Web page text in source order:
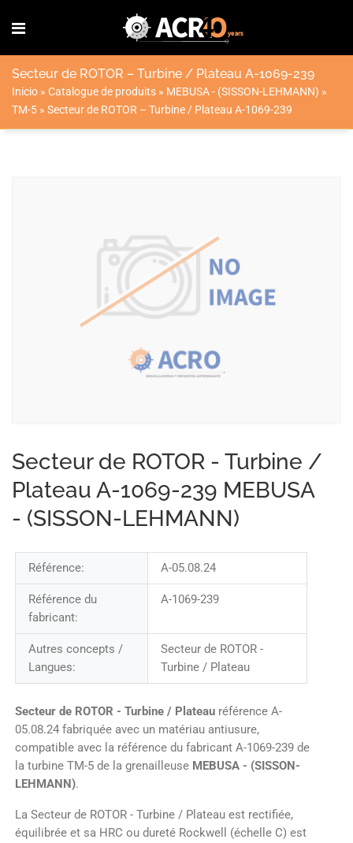
Secteur de ROTOR – Turbine / Plateau A-1069-239
Inicio » Catalogue de produits » MEBUSA - (SISSON-LEHMANN) »
TM-5 » Secteur de ROTOR – Turbine / Plateau A-1069-239
Secteur de ROTOR - Turbine /
Plateau A-1069-239 MEBUSA
- (SISSON-LEHMANN)
Référence: A-05.08.24
Référence du
fabricant:
A-1069-239
Autres concepts /
Langues:
Secteur de ROTOR -
Turbine / Plateau
Secteur de ROTOR - Turbine / Plateau référence A-
05.08.24 fabriquée avec un matériau antiusure,
compatible avec la référence du fabricant A-1069-239 de
la turbine TM-5 de la grenailleuse MEBUSA - (SISSON-
LEHMANN).
La Secteur de ROTOR - Turbine / Plateau est rectifiée,
équilibrée et sa HRC ou dureté Rockwell (échelle C) est